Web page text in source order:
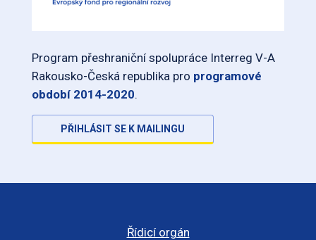
Program přeshraniční spolupráce Interreg V-A
Rakousko-Česká republika pro programové
období 2014-2020.
PŘIHLÁSIT SE K MAILINGU
Řídicí orgán